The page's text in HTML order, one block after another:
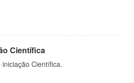
Científica
Científica.